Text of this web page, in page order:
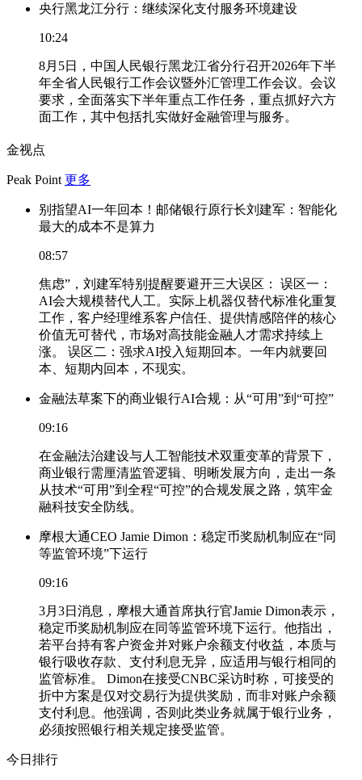
央行黑龙江分行：继续深化支付服务环境建设
10:24
8月5日，中国人民银行黑龙江省分行召开2026年下半
年全省人民银行工作会议暨外汇管理工作会议。会议
要求，全面落实下半年重点工作任务，重点抓好六方
面工作，其中包括扎实做好金融管理与服务。
金视点
Peak Point 更多
别指望AI一年回本！邮储银行原行长刘建军：智能化
最大的成本不是算力
08:57
焦虑”，刘建军特别提醒要避开三大误区： 误区一：
AI会大规模替代人工。实际上机器仅替代标准化重复
工作，客户经理维系客户信任、提供情感陪伴的核心
价值无可替代，市场对高技能金融人才需求持续上
涨。 误区二：强求AI投入短期回本。一年内就要回
本、短期内回本，不现实。
金融法草案下的商业银行AI合规：从“可用”到“可控”
09:16
在金融法治建设与人工智能技术双重变革的背景下，
商业银行需厘清监管逻辑、明晰发展方向，走出一条
从技术“可用”到全程“可控”的合规发展之路，筑牢金
融科技安全防线。
摩根大通CEO Jamie Dimon：稳定币奖励机制应在“同
等监管环境”下运行
09:16
3月3日消息，摩根大通首席执行官Jamie Dimon表示，
稳定币奖励机制应在同等监管环境下运行。他指出，
若平台持有客户资金并对账户余额支付收益，本质与
银行吸收存款、支付利息无异，应适用与银行相同的
监管标准。 Dimon在接受CNBC采访时称，可接受的
折中方案是仅对交易行为提供奖励，而非对账户余额
支付利息。他强调，否则此类业务就属于银行业务，
必须按照银行相关规定接受监管。
今日排行